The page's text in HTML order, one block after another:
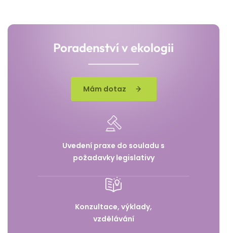
Poradenství v ekologii
Mám dotaz
Uvedení praxe do souladu s
požadavky legislativy
Konzultace, výklady,
vzdělávání